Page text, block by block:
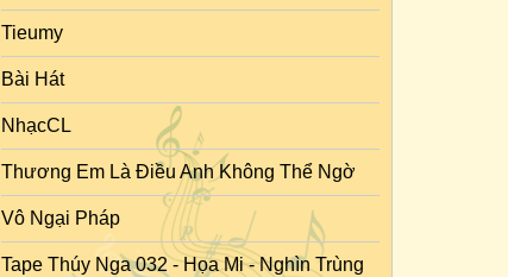
Tieumy
Bài Hát
NhạcCL
Thương Em Là Điều Anh Không Thể Ngờ
Vô Ngại Pháp
Tape Thúy Nga 032 - Họa Mi - Nghìn Trùng